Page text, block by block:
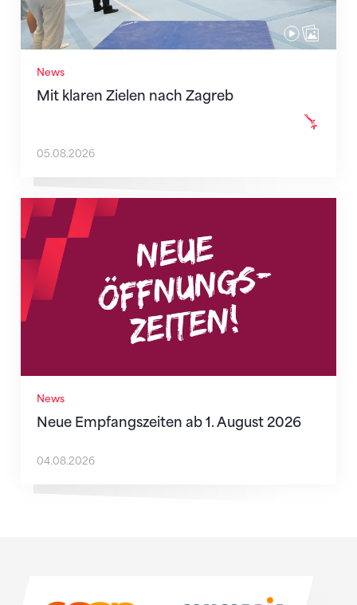
News
Mit klaren Zielen nach Zagreb
05.08.2026
News
Neue Empfangszeiten ab 1. August 2026
Neue Empfangszeiten ab 1. August 2026
04.08.2026